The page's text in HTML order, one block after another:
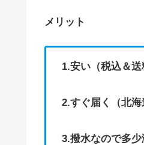
メリット
1.安い（税込＆送
2.すぐ届く（北海
3.撥水なので多